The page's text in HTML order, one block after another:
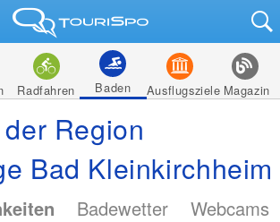
Radfahren Baden Ausflugsziele Magazin
Region
Bad Kleinkirchheim
Badewetter Webcams